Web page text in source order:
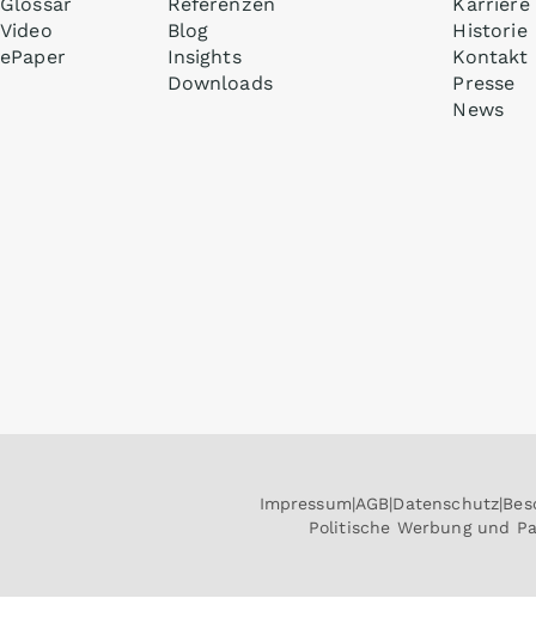
Video
ePaper
Blog
Insights
Downloads
Historie
Kontakt
Presse
News
Impressum AGB Datenschutz
Politische Werbung und